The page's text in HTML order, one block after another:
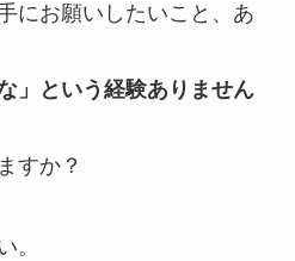
にお願いしたいこと、あ
」という経験ありません
すか？
。